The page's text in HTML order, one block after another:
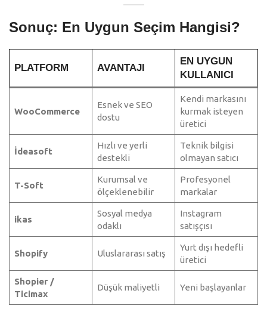
Sonuç: En Uygun Seçim Hangisi?
PLATFORM AVANTAJI
EN UYGUN
KULLANICI
WooCommerce
Esnek ve SEO
dostu
Kendi markasını
kurmak isteyen
üretici
İdeasoft
Hızlı ve yerli
destekli
Teknik bilgisi
olmayan satıcı
T-Soft
Kurumsal ve
ölçeklenebilir
Profesyonel
markalar
ikas
Sosyal medya
odaklı
Instagram
satışçısı
Shopify Uluslararası satış
Yurt dışı hedefli
üretici
Shopier /
Ticimax
Düşük maliyetli Yeni başlayanlar